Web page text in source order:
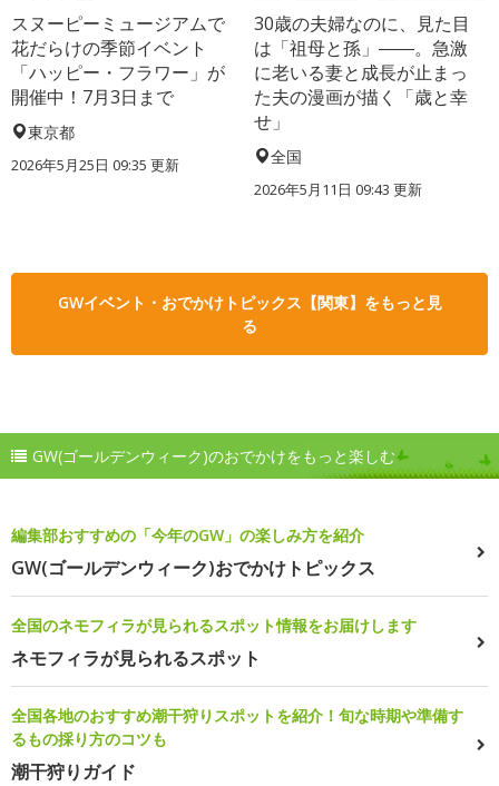
スヌーピーミュージアムで
花だらけの季節イベント
「ハッピー・フラワー」が
開催中！7月3日まで
東京都
2026年5月25日 09:35 更新
30歳の夫婦なのに、見た目
は「祖母と孫」――。急激
に老いる妻と成長が止まっ
た夫の漫画が描く「歳と幸
せ」
全国
2026年5月11日 09:43 更新
GWイベント・おでかけトピックス【関東】をもっと見
る
GW(ゴールデンウィーク)のおでかけをもっと楽しむ
編集部おすすめの「今年のGW」の楽しみ方を紹介
GW(ゴールデンウィーク)おでかけトピックス
全国のネモフィラが見られるスポット情報をお届けします
ネモフィラが見られるスポット
全国各地のおすすめ潮干狩りスポットを紹介！旬な時期や準備す
るもの採り方のコツも
潮干狩りガイド